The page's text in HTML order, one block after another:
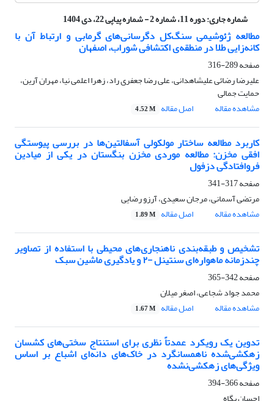
شماره جاری:دوره 11، شماره 2 - شماره پیاپی 22، دی 1404
مطالعه ژئوشیمی سنگ‌کل دگرسانی‌های گرمابی و ارتباط آن با
کانه‌زایی طلا در منطقه‌ی اکتشافی شوراب، اصفهان
صفحه289-316
علیرضا رضائی علیشاهدانی، علی رضا جعفری راد، زهرا اعلمی نیا، مهران آرین،
حمایت جمالی
مشاهده مقاله
اصل مقاله 4.52 M
کاربرد مطالعه ساختار مولکولی آسفالتین‌ها در بررسی پیوستگی
افقی مخزن: مطالعه موردی مخزن بنگستان در یکی از میادین
فروافتادگی دزفول
صفحه317-341
مرتضی آسمانی، مرجان سعیدی، آرزو رضایی
مشاهده مقاله
اصل مقاله 1.89 M
تشخیص و طبقه‌بندی ناهنجاری‌های محیطی با استفاده از تصاویر
چندزمانه ماهواره‌ای سنتینل -۲ و یادگیری ماشین سبک
صفحه342-365
محمد جواد شجاعی، اصغر میلان
مشاهده مقاله
اصل مقاله 1.67 M
تدوین یک رویکرد عمدتاً نظری برای استنتاج سختی‌های کشسان
زهکشی‌شده ناهمسانگرد در خاک‌های دانه‌ای اشباع بر اساس
ویژگی‌های زهکشی‌نشده
صفحه366-394